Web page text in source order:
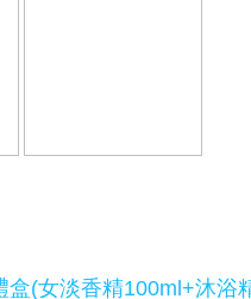
(女淡香精100ml+沐浴